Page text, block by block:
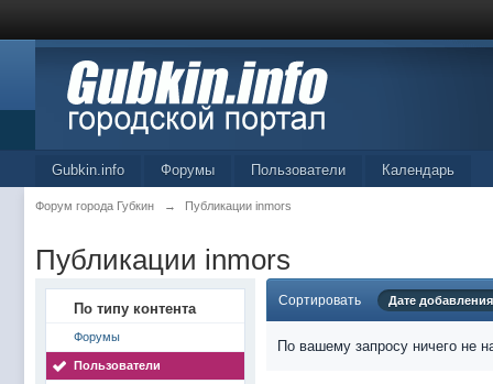
Gubkin.info Форумы Пользователи Календарь
Форум города Губкин → Публикации inmors
Публикации inmors
По типу контента
Форумы
Пользователи
Сортировать Дате добавления
По вашему запросу ничего не